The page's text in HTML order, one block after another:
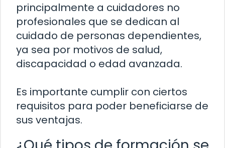
principalmente a cuidadores no
profesionales que se dedican al
cuidado de personas dependientes,
ya sea por motivos de salud,
discapacidad o edad avanzada.
Es importante cumplir con ciertos
requisitos para poder beneficiarse de
sus ventajas.